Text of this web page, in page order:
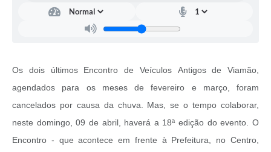
Os dois últimos Encontro de Veículos Antigos de Viamão,
agendados para os meses de fevereiro e março, foram
cancelados por causa da chuva. Mas, se o tempo colaborar,
neste domingo, 09 de abril, haverá a 18ª edição do evento. O
Encontro - que acontece em frente à Prefeitura, no Centro,